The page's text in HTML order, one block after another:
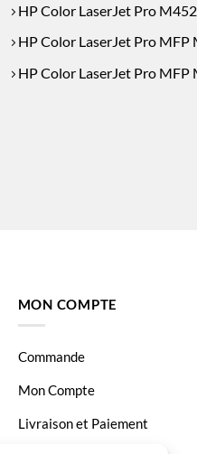
HP Color LaserJet Pro
HP Color LaserJet Pro MFP
HP Color LaserJet Pro MFP
MON COMPTE
Commande
Mon Compte
Livraison et Paiement